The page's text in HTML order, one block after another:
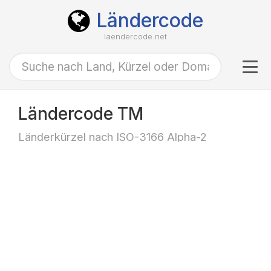
Ländercode
laendercode.net
Ländercode TM
Länderkürzel nach ISO-3166 Alpha-2